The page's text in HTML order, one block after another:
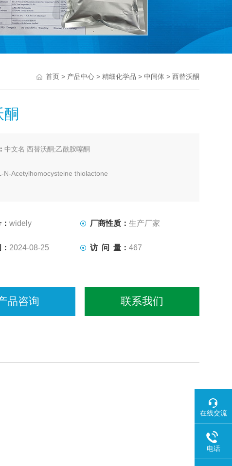
首页> 产品中心> 精细化学品 > 中间体> 西替沃酮
酮
中文名 西替沃酮;乙酰胺噻酮
N-Acetylhomocysteine thiolactone
结晶性粉末
：widely 厂商性质： 生产厂家
2024-08-25 访 问 量： 467
品咨询 联系我们
在线交流
电话